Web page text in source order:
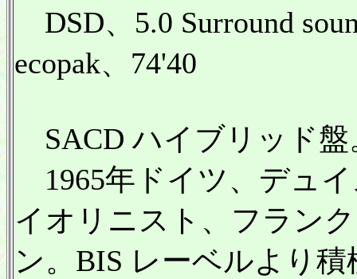
DSD、5.0 Surround
ecopak、74'40
SACD ハイブリッド盤
1965年ドイツ、デュ
イオリニスト、フラン
ン。BIS レーベルより